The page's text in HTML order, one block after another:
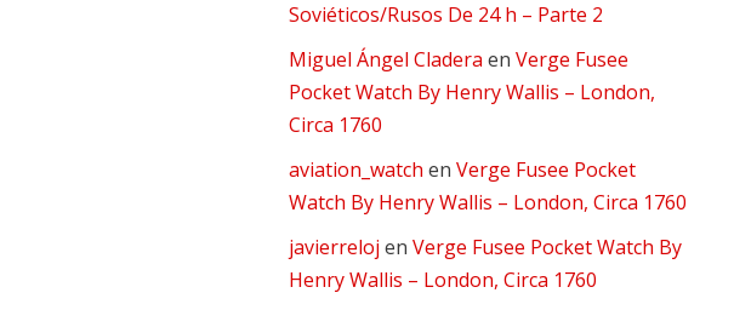
Soviéticos/Rusos De 24 h – Parte 2
Miguel Ángel Cladera en Verge Fusee
Pocket Watch By Henry Wallis – London,
Circa 1760
aviation_watch en Verge Fusee Pocket
Watch By Henry Wallis – London, Circa 1760
javierreloj en Verge Fusee Pocket Watch By
Henry Wallis – London, Circa 1760